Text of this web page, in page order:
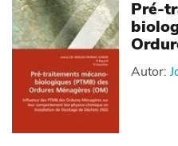
Pré-
Autor: